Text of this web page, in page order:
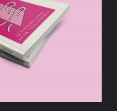
/ DETALLES